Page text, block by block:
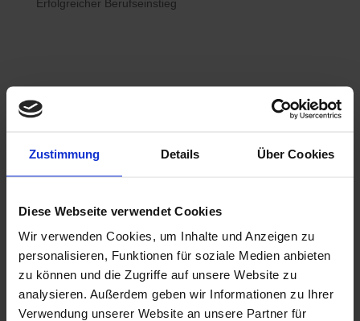
Zustimmung Details Über Cookies
Diese Webseite verwendet Cookies
Wir verwenden Cookies, um Inhalte und Anzeigen zu
personalisieren, Funktionen für soziale Medien anbieten
zu können und die Zugriffe auf unsere Website zu
analysieren. Außerdem geben wir Informationen zu Ihrer
Verwendung unserer Website an unsere Partner für
 Bewerberhotline
 WhatsApp
0800 / 7008822